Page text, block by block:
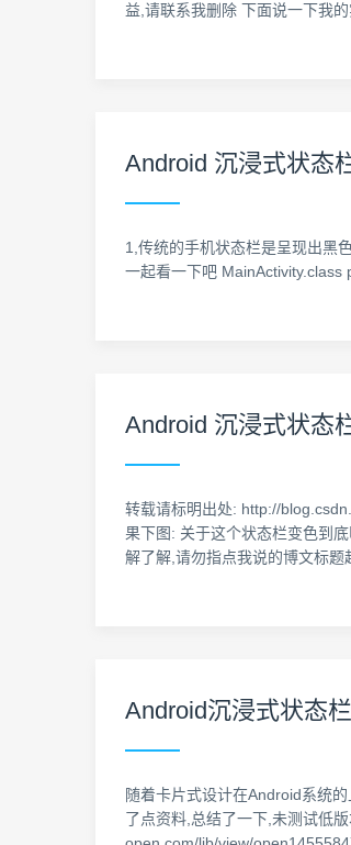
益,请联系我删除 下面说一下我
Android 沉浸式状态
1,传统的手机状态栏是呈现出黑
一起看一下吧
Android 沉浸式状态
转载请标明出处: http://
果下图: 关于这个状态栏变色到
解了解,请勿指点我说的博文标题
Android沉浸式状态
随着卡片式设计在Android系统
了点资料,总结了一下,未测试低